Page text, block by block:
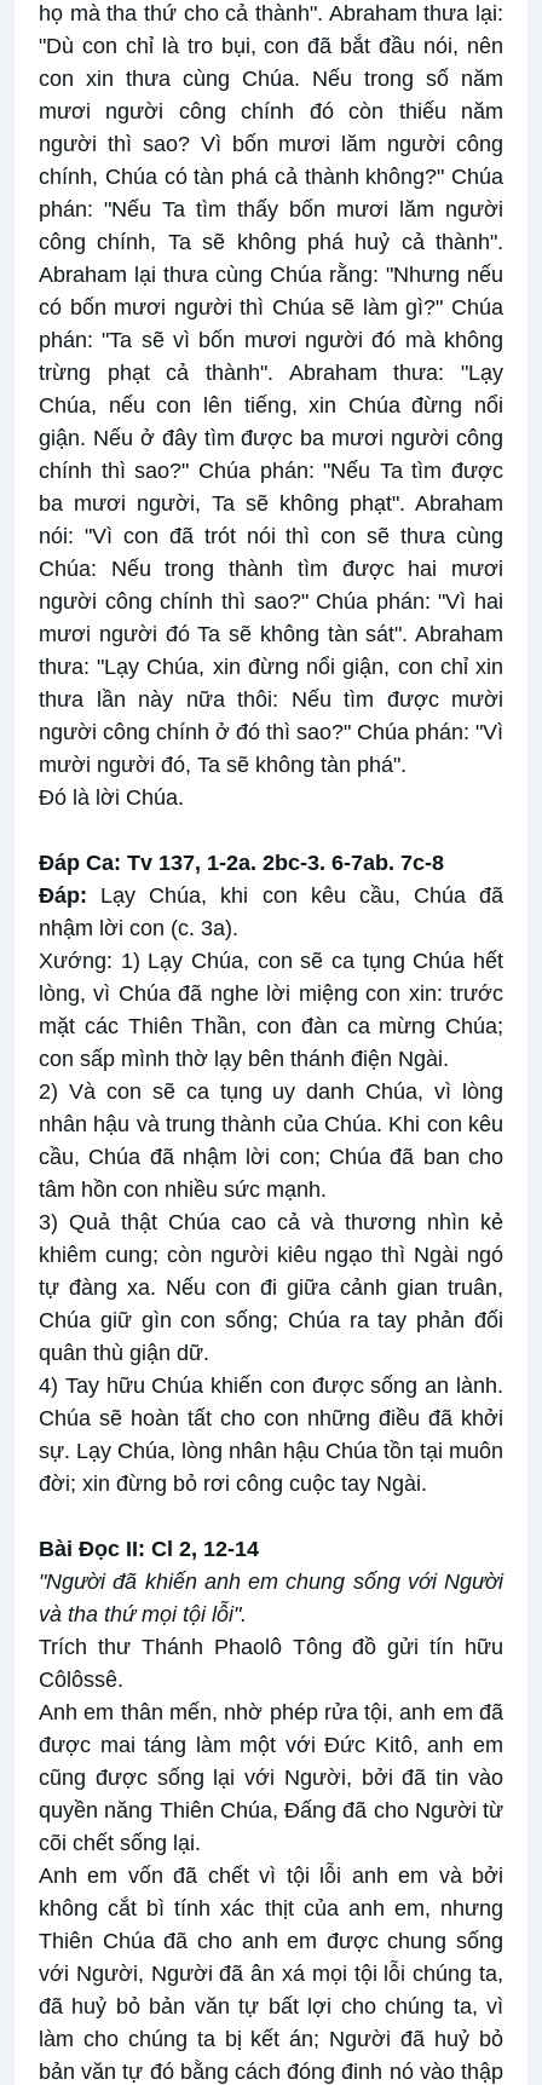
họ mà tha thứ cho cả thành". Abraham thưa lại:
"Dù con chỉ là tro bụi, con đã bắt đầu nói, nên
con xin thưa cùng Chúa. Nếu trong số năm
mươi người công chính đó còn thiếu năm
người thì sao? Vì bốn mươi lăm người công
chính, Chúa có tàn phá cả thành không?" Chúa
phán: "Nếu Ta tìm thấy bốn mươi lăm người
công chính, Ta sẽ không phá huỷ cả thành".
Abraham lại thưa cùng Chúa rằng: "Nhưng nếu
có bốn mươi người thì Chúa sẽ làm gì?" Chúa
phán: "Ta sẽ vì bốn mươi người đó mà không
trừng phạt cả thành". Abraham thưa: "Lạy
Chúa, nếu con lên tiếng, xin Chúa đừng nổi
giận. Nếu ở đây tìm được ba mươi người công
chính thì sao?" Chúa phán: "Nếu Ta tìm được
ba mươi người, Ta sẽ không phạt". Abraham
nói: "Vì con đã trót nói thì con sẽ thưa cùng
Chúa: Nếu trong thành tìm được hai mươi
người công chính thì sao?" Chúa phán: "Vì hai
mươi người đó Ta sẽ không tàn sát". Abraham
thưa: "Lạy Chúa, xin đừng nổi giận, con chỉ xin
thưa lần này nữa thôi: Nếu tìm được mười
người công chính ở đó thì sao?" Chúa phán: "Vì
mười người đó, Ta sẽ không tàn phá".
Ðó là lời Chúa.
Ðáp Ca: Tv 137, 1-2a. 2bc-3. 6-7ab. 7c-8
Ðáp: Lạy Chúa, khi con kêu cầu, Chúa đã
nhậm lời con (c. 3a).
Xướng: 1) Lạy Chúa, con sẽ ca tụng Chúa hết
lòng, vì Chúa đã nghe lời miệng con xin: trước
mặt các Thiên Thần, con đàn ca mừng Chúa;
con sấp mình thờ lạy bên thánh điện Ngài.
2) Và con sẽ ca tụng uy danh Chúa, vì lòng
nhân hậu và trung thành của Chúa. Khi con kêu
cầu, Chúa đã nhậm lời con; Chúa đã ban cho
tâm hồn con nhiều sức mạnh.
3) Quả thật Chúa cao cả và thương nhìn kẻ
khiêm cung; còn người kiêu ngạo thì Ngài ngó
tự đàng xa. Nếu con đi giữa cảnh gian truân,
Chúa giữ gìn con sống; Chúa ra tay phản đối
quân thù giận dữ.
4) Tay hữu Chúa khiến con được sống an lành.
Chúa sẽ hoàn tất cho con những điều đã khởi
sự. Lạy Chúa, lòng nhân hậu Chúa tồn tại muôn
đời; xin đừng bỏ rơi công cuộc tay Ngài.
Bài Ðọc II: Cl 2, 12-14
"Người đã khiến anh em chung sống với Người
và tha thứ mọi tội lỗi".
Trích thư Thánh Phaolô Tông đồ gửi tín hữu
Côlôssê.
Anh em thân mến, nhờ phép rửa tội, anh em đã
được mai táng làm một với Ðức Kitô, anh em
cũng được sống lại với Người, bởi đã tin vào
quyền năng Thiên Chúa, Ðấng đã cho Người từ
cõi chết sống lại.
Anh em vốn đã chết vì tội lỗi anh em và bởi
không cắt bì tính xác thịt của anh em, nhưng
Thiên Chúa đã cho anh em được chung sống
với Người, Người đã ân xá mọi tội lỗi chúng ta,
đã huỷ bỏ bản văn tự bất lợi cho chúng ta, vì
làm cho chúng ta bị kết án; Người đã huỷ bỏ
bản văn tự đó bằng cách đóng đinh nó vào thập